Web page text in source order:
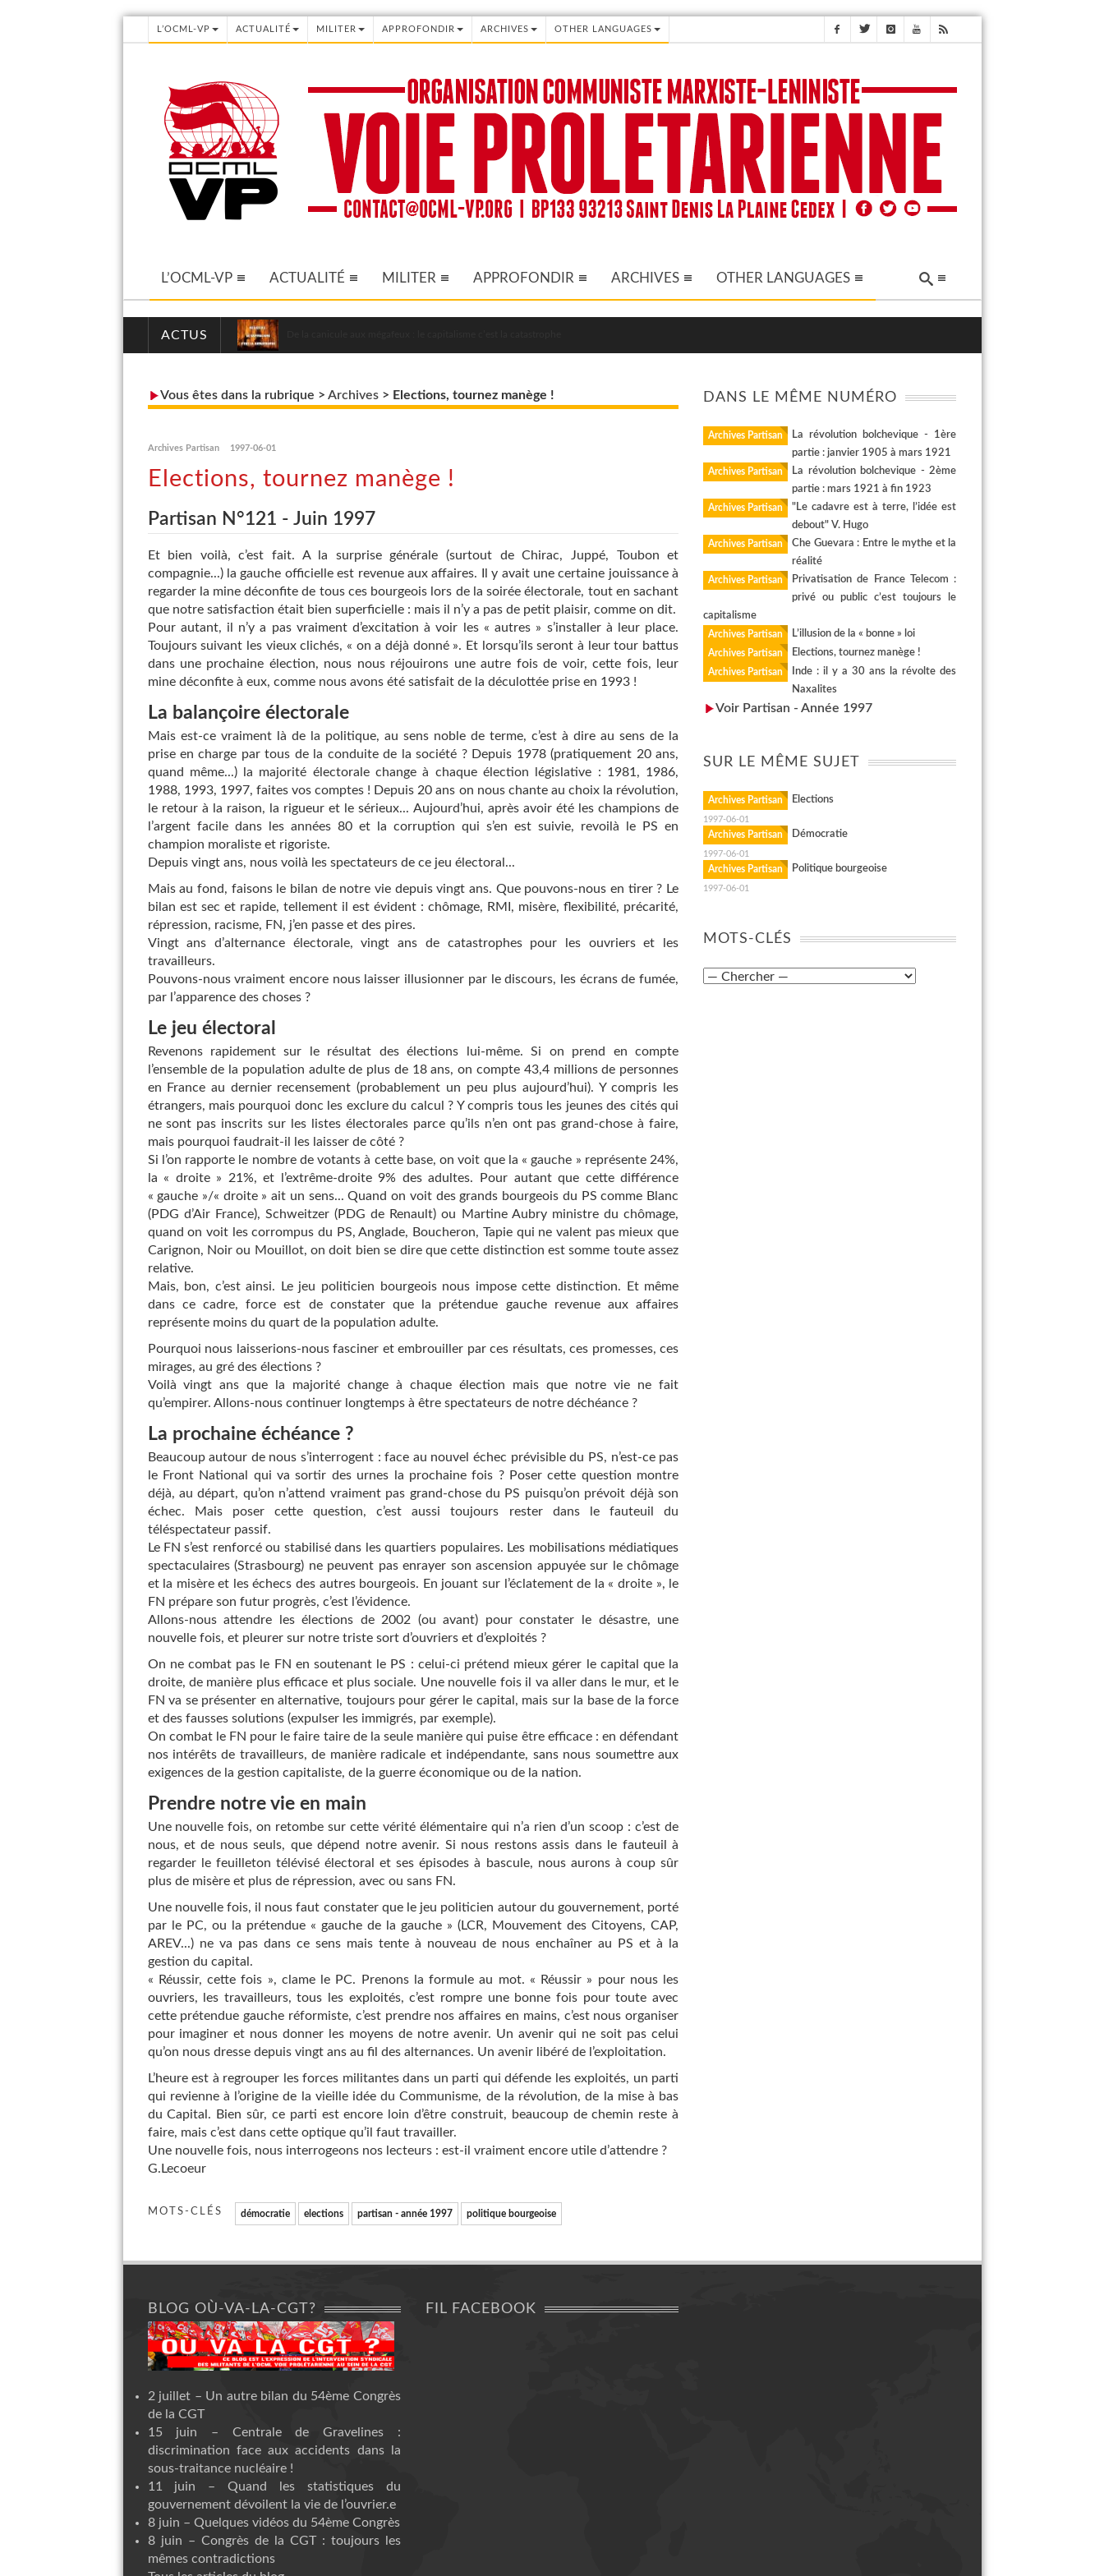
L’OCML-VP ACTUALITÉ MILITER APPROFONDIR ARCHIVES OTHER LANGUAGES
L’OCML-VP ACTUALITÉ MILITER APPROFONDIR ARCHIVES OTHER LANGUAGES
ACTUS
Vous êtes dans la rubrique > Archives> Elections, tournez manège !
Archives Partisan 1997-06-01
Elections, tournez manège !
Partisan N°121 - Juin 1997
Et bien voilà, c’est fait. A la surprise générale (surtout de Chirac, Juppé, Toubon et
compagnie...) la gauche officielle est revenue aux affaires. Il y avait une certaine jouissance à
regarder la mine déconfite de tous ces bourgeois lors de la soirée électorale, tout en sachant
que notre satisfaction était bien superficielle : mais il n’y a pas de petit plaisir, comme on dit.
Pour autant, il n’y a pas vraiment d’excitation à voir les « autres » s’installer à leur place.
Toujours suivant les vieux clichés, « on a déjà donné ». Et lorsqu’ils seront à leur tour battus
dans une prochaine élection, nous nous réjouirons une autre fois de voir, cette fois, leur
mine déconfite à eux, comme nous avons été satisfait de la déculottée prise en 1993 !
La balançoire électorale
Mais est-ce vraiment là de la politique, au sens noble de terme, c’est à dire au sens de la
prise en charge par tous de la conduite de la société ? Depuis 1978 (pratiquement 20 ans,
quand même...) la majorité électorale change à chaque élection législative : 1981, 1986,
1988, 1993, 1997, faites vos comptes ! Depuis 20 ans on nous chante au choix la révolution,
le retour à la raison, la rigueur et le sérieux... Aujourd’hui, après avoir été les champions de
l’argent facile dans les années 80 et la corruption qui s’en est suivie, revoilà le PS en
champion moraliste et rigoriste.
Depuis vingt ans, nous voilà les spectateurs de ce jeu électoral...
Mais au fond, faisons le bilan de notre vie depuis vingt ans. Que pouvons-nous en tirer ? Le
bilan est sec et rapide, tellement il est évident : chômage, RMI, misère, flexibilité, précarité,
répression, racisme, FN, j’en passe et des pires.
Vingt ans d’alternance électorale, vingt ans de catastrophes pour les ouvriers et les
travailleurs.
Pouvons-nous vraiment encore nous laisser illusionner par le discours, les écrans de fumée,
par l’apparence des choses ?
Le jeu électoral
Revenons rapidement sur le résultat des élections lui-même. Si on prend en compte
l’ensemble de la population adulte de plus de 18 ans, on compte 43,4 millions de personnes
en France au dernier recensement (probablement un peu plus aujourd’hui). Y compris les
étrangers, mais pourquoi donc les exclure du calcul ? Y compris tous les jeunes des cités qui
ne sont pas inscrits sur les listes électorales parce qu’ils n’en ont pas grand-chose à faire,
mais pourquoi faudrait-il les laisser de côté ?
Si l’on rapporte le nombre de votants à cette base, on voit que la « gauche » représente 24%,
la « droite » 21%, et l’extrême-droite 9% des adultes. Pour autant que cette différence
« gauche »/« droite » ait un sens... Quand on voit des grands bourgeois du PS comme Blanc
(PDG d’Air France), Schweitzer (PDG de Renault) ou Martine Aubry ministre du chômage,
quand on voit les corrompus du PS, Anglade, Boucheron, Tapie qui ne valent pas mieux que
Carignon, Noir ou Mouillot, on doit bien se dire que cette distinction est somme toute assez
relative.
Mais, bon, c’est ainsi. Le jeu politicien bourgeois nous impose cette distinction. Et même
dans ce cadre, force est de constater que la prétendue gauche revenue aux affaires
représente moins du quart de la population adulte.
Pourquoi nous laisserions-nous fasciner et embrouiller par ces résultats, ces promesses, ces
mirages, au gré des élections ?
Voilà vingt ans que la majorité change à chaque élection mais que notre vie ne fait
qu’empirer. Allons-nous continuer longtemps à être spectateurs de notre déchéance ?
La prochaine échéance ?
Beaucoup autour de nous s’interrogent : face au nouvel échec prévisible du PS, n’est-ce pas
le Front National qui va sortir des urnes la prochaine fois ? Poser cette question montre
déjà, au départ, qu’on n’attend vraiment pas grand-chose du PS puisqu’on prévoit déjà son
échec. Mais poser cette question, c’est aussi toujours rester dans le fauteuil du
téléspectateur passif.
Le FN s’est renforcé ou stabilisé dans les quartiers populaires. Les mobilisations médiatiques
spectaculaires (Strasbourg) ne peuvent pas enrayer son ascension appuyée sur le chômage
et la misère et les échecs des autres bourgeois. En jouant sur l’éclatement de la « droite », le
FN prépare son futur progrès, c’est l’évidence.
Allons-nous attendre les élections de 2002 (ou avant) pour constater le désastre, une
nouvelle fois, et pleurer sur notre triste sort d’ouvriers et d’exploités ?
On ne combat pas le FN en soutenant le PS : celui-ci prétend mieux gérer le capital que la
droite, de manière plus efficace et plus sociale. Une nouvelle fois il va aller dans le mur, et le
FN va se présenter en alternative, toujours pour gérer le capital, mais sur la base de la force
et des fausses solutions (expulser les immigrés, par exemple).
On combat le FN pour le faire taire de la seule manière qui puise être efficace : en défendant
nos intérêts de travailleurs, de manière radicale et indépendante, sans nous soumettre aux
exigences de la gestion capitaliste, de la guerre économique ou de la nation.
Prendre notre vie en main
Une nouvelle fois, on retombe sur cette vérité élémentaire qui n’a rien d’un scoop : c’est de
nous, et de nous seuls, que dépend notre avenir. Si nous restons assis dans le fauteuil à
regarder le feuilleton télévisé électoral et ses épisodes à bascule, nous aurons à coup sûr
plus de misère et plus de répression, avec ou sans FN.
Une nouvelle fois, il nous faut constater que le jeu politicien autour du gouvernement, porté
par le PC, ou la prétendue « gauche de la gauche » (LCR, Mouvement des Citoyens, CAP,
AREV...) ne va pas dans ce sens mais tente à nouveau de nous enchaîner au PS et à la
gestion du capital.
« Réussir, cette fois », clame le PC. Prenons la formule au mot. « Réussir » pour nous les
ouvriers, les travailleurs, tous les exploités, c’est rompre une bonne fois pour toute avec
cette prétendue gauche réformiste, c’est prendre nos affaires en mains, c’est nous organiser
pour imaginer et nous donner les moyens de notre avenir. Un avenir qui ne soit pas celui
qu’on nous dresse depuis vingt ans au fil des alternances. Un avenir libéré de l’exploitation.
L’heure est à regrouper les forces militantes dans un parti qui défende les exploités, un parti
qui revienne à l’origine de la vieille idée du Communisme, de la révolution, de la mise à bas
du Capital. Bien sûr, ce parti est encore loin d’être construit, beaucoup de chemin reste à
faire, mais c’est dans cette optique qu’il faut travailler.
Une nouvelle fois, nous interrogeons nos lecteurs : est-il vraiment encore utile d’attendre ?
G.Lecoeur
MOTS-CLÉS démocratie elections partisan - année 1997 politique bourgeoise
DANS LE MÊME NUMÉRO
Archives Partisan
La révolution bolchevique - 1ère
partie : janvier 1905 à mars 1921
Archives Partisan
La révolution bolchevique - 2ème
partie : mars 1921 à fin 1923
Archives Partisan
"Le cadavre est à terre, l’idée est
debout" V. Hugo
Archives Partisan
Che Guevara : Entre le mythe et la
réalité
Archives Partisan
Privatisation de France Telecom :
privé ou public c’est toujours le
capitalisme
Archives Partisan L’illusion de la « bonne » loi
Archives Partisan Elections, tournez manège !
Archives Partisan
Inde : il y a 30 ans la révolte des
Naxalites
Voir Partisan - Année 1997
SUR LE MÊME SUJET
Archives Partisan Elections
1997-06-01
Archives Partisan Démocratie
1997-06-01
Archives Partisan Politique bourgeoise
1997-06-01
MOTS-CLÉS
BLOG OÙ-VA-LA-CGT?
2 juillet – Un autre bilan du 54ème Congrès
de la CGT
15 juin – Centrale de Gravelines :
discrimination face aux accidents dans la
sous-traitance nucléaire !
11 juin – Quand les statistiques du
gouvernement dévoilent la vie de l’ouvrier.e
8 juin – Quelques vidéos du 54ème Congrès
8 juin – Congrès de la CGT : toujours les
mêmes contradictions
FIL FACEBOOK